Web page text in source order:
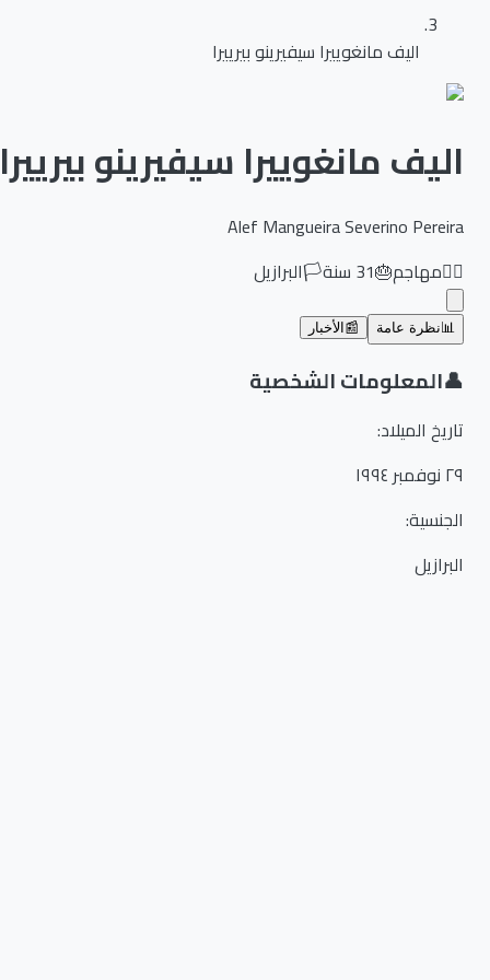
اليف مانغوييرا سيفيرينو بيرييرا
اليف مانغوييرا سيفيرينو بيرييرا
Alef Mangueira Severino Pereira
مهاجم🎂
31سنة🏳️البرازيل
نظرة عامة 📰 الأخبار
المعلومات الشخصية
تاريخ الميلاد:
الجنسية:
البرازيل